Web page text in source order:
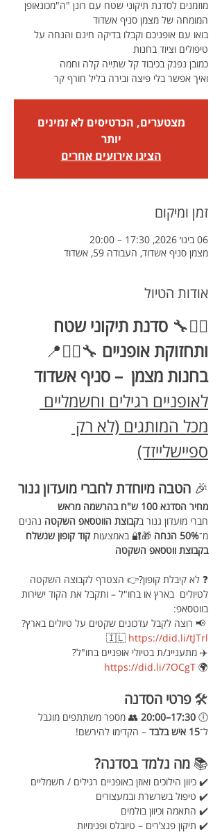
מוזמנים לסדנת תיקוני שטח עם רונן "ה"מכונאופן
בואו עם אופניכם וקבלו בדיקה חינם והנחה על
ואיך אפשר בלי פיצה ובירה בליל חורף קר
מצטערים, הכרטיסים לא זמינים
יותר
הציגו אירועים אחרים
זמן ומיקום
06 בינו׳ 2026, 17:30 – 20:00
מצמן סניף אשדוד, העבודה 59, אשדוד
אודות הטיול
🚴‍♂️🔧 סדנת תיקוני שטח
ותחזוקת אופניים 🔧🚴‍♀️📍
בחנות מצמן  – סניף אשדוד
לאופניים רגילים וחשמליים
מכל המותגים (לא רק
ספיישלייזד)
🎉 הטבה מיוחדת לחברי מועדון גנור
מחיר הסדנא 100 ש"ח בהרשמה מראש
חברי מועדון גנור בקבוצת הווטסאפ השקטה נהנים
מ־50% הנחה 🎁🔐 באמצעות קוד קופון שנשלח
בקבוצת ווטסאפ השקטה
❓ לא קיבלת קופון?👉 הצטרף לקבוצה השקטה
לטיולים  בארץ או בחו"ל – ותקבל את הקוד ישירות
בווטסאפ:
📢 רוצה לקבל עדכונים שקטים על טיולים בארץ?
🇮🇱 https://did.li/tJTrl
✈️ מתעניינ/ת בטיולי אופניים בחו"ל?
🌍
https://did.li/7OCgT
🛠️ פרטי הסדנה
🕕
17:30–20:00
👥 מספר משתתפים מוגבל
ל־15 איש בלבד – הקדימו להירשם!
📚 מה נלמד בסדנה?
✔️ כיוון הילוכים ואוזן באופניים רגילים / חשמליים
✔️ טיפול בשרשרת ובמעצורים
✔️ התאמה וכיוון בולמים
✔️ תיקון פנצ’רים – טיובלס ופנימיות